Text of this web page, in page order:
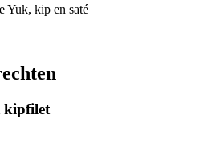
Yuk, kip en saté
kipfilet